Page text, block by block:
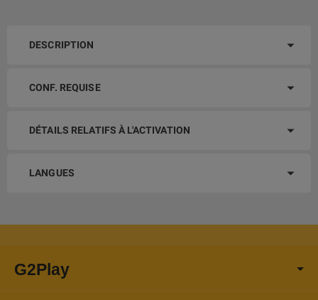
DESCRIPTION
CONF. REQUISE
DÉTAILS RELATIFS À L'ACTIVATION
LANGUES
G2Play